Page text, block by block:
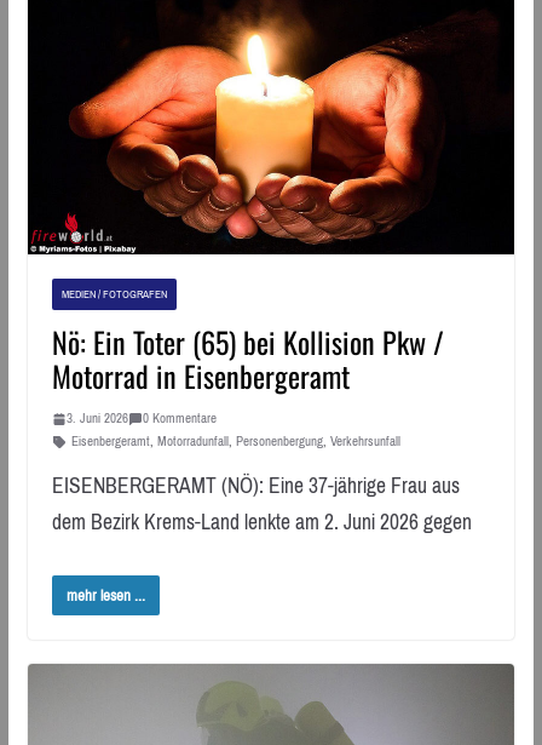
MEDIEN / FOTOGRAFEN
Nö: Ein Toter (65) bei Kollision Pkw /
Motorrad in Eisenbergeramt
3. Juni 2026
0 Kommentare
Eisenbergeramt, Motorradunfall, Personenbergung, Verkehrsunfall
EISENBERGERAMT (NÖ): Eine 37-jährige Frau aus
dem Bezirk Krems-Land lenkte am 2. Juni 2026 gegen
mehr lesen ...